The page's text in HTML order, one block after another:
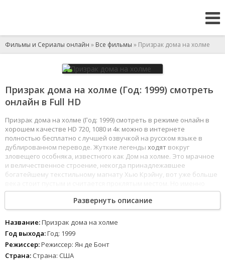
Фильмы и Сериалы онлайн » Все фильмы » Призрак дома на холме
Призрак дома на холме (Год: 1999) смотреть
онлайн в Full HD
Призрак дома на холме (Год: 1999) смотреть в режиме онлайн в
хорошем качестве HD 720, 1080 и 4к можно в интернете
полностью бесплатно с лучшей озвучкой на русском языке в
дублированном переводе. Жуткие легенды ходят вокруг
зловещего особняка, известного как Дом на холме. Это мрачное
и величественное строение, некогда принадлежавшее
богатейшему текстильному магнату Хью Крэйну, вот уже больше
его для своихэкспериментоввыбирает специалист по изучению
сна доктор Марроу. Группа из четырех страдающих бессонницей
людей должна будет провести в жутком доме несколько дней
и ночей.
Развернуть описание
Название:Призрак дома на холме
Год выхода:Год: 1999
Режиссер:Режиссер: Ян де Бонт
Страна: Страна: США